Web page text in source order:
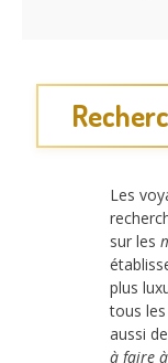
Les
sur les
plus
tous
aussi
à faire